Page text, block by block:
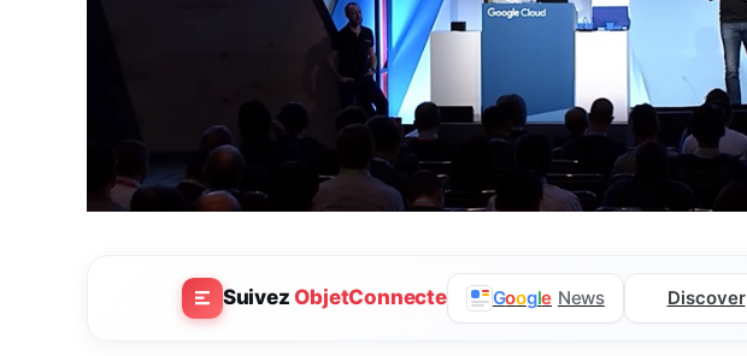
SuivezObjetConnecte Google News Discover